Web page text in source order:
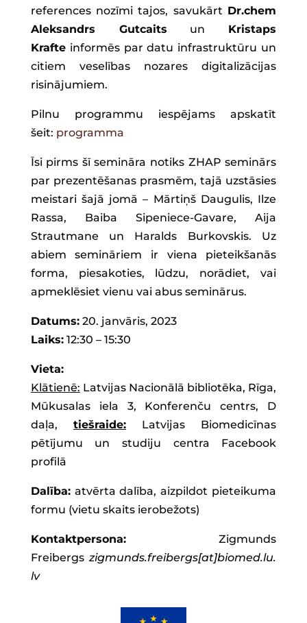
references nozīmi tajos, savukārt Dr.chem
Aleksandrs Gutcaits un Kristaps
Krafteinformēs par datu infrastruktūru un
citiem veselības nozares digitalizācijas
risinājumiem.
Pilnu programmu iespējams apskatīt
šeit: programma
Īsi pirms šī semināra notiks ZHAP seminārs
par prezentēšanas prasmēm, tajā uzstāsies
meistari šajā jomā – Mārtiņš Daugulis, Ilze
Rassa, Baiba Sipeniece-Gavare, Aija
Strautmane un Haralds Burkovskis. Uz
abiem semināriem ir viena pieteikšanās
forma, piesakoties, lūdzu, norādiet, vai
apmeklēsiet vienu vai abus seminārus.
Datums:20. janvāris, 2023
Laiks:12:30 – 15:30
Vieta:
Klātienē: Latvijas Nacionālā bibliotēka, Rīga,
Mūkusalas iela 3, Konferenču centrs, D
daļa, tiešraide:Latvijas Biomedicīnas
pētījumu un studiju centra Facebook
profilā
Dalība:atvērta dalība, aizpildot pieteikuma
formu (vietu skaits ierobežots)
Kontaktpersona:Zigmunds
Freibergszigmunds.freibergs[at]biomed.lu.
lv